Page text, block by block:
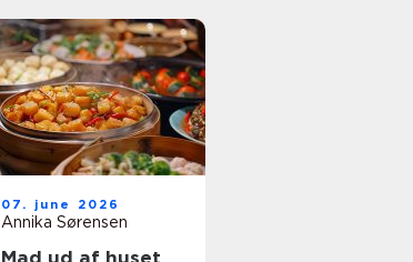
07. june 2026
Annika Sørensen
Mad ud af huset